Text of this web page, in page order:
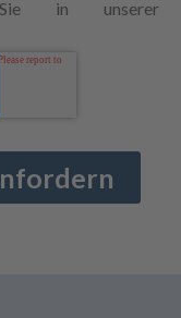
in unserer